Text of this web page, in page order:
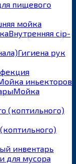
пищевого
мойка
Внутренняя cip-
Гигиена рук
иньекторов
Мойка
инвентарь
для мусора